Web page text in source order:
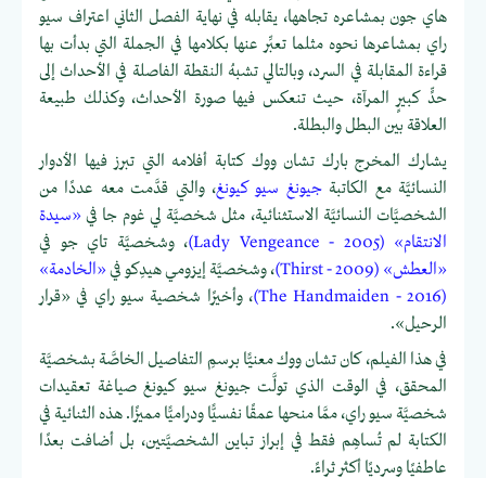
هاي جون بمشاعره تجاهها، يقابله في نهاية الفصل الثاني اعتراف سيو
راي بمشاعرها نحوه مثلما تعبِّر عنها بكلامها في الجملة التي بدأت بها
قراءة المقابلة في السرد، وبالتالي تشبهُ النقطة الفاصلة في الأحداث إلى
حدٍّ كبيرٍ المرآة، حيث تنعكس فيها صورة الأحداث، وكذلك طبيعة
العلاقة بين البطل والبطلة.
يشارك المخرج بارك تشان ووك كتابة أفلامه التي تبرز فيها الأدوار
النسائيَّة مع الكاتبةجيونغ سيو كيونغ، والتي قدَّمت معه عددًا من
الشخصيَّات النسائيَّة الاستثنائية، مثل شخصيَّة لي غوم جا في «سيدة
الانتقام» (Lady Vengeance - 2005)
، وشخصيَّة تاي جو في
«العطش» (Thirst - 2009)
، وشخصيَّة إيزومي هيدِكو في«الخادمة»
(The Handmaiden - 2016)
، وأخيرًا شخصية سيو راي في «قرار
الرحيل».
في هذا الفيلم، كان تشان ووك معنيًّا برسمِ التفاصيل الخاصَّة بشخصيَّة
المحقق، في الوقت الذي تولَّت جيونغ سيو كيونغ صياغة تعقيدات
شخصيَّة سيو راي، ممَّا منحها عمقًا نفسيًّا ودراميًّا مميزًا. هذه الثنائية في
الكتابة لم تُساهِم فقط في إبراز تباين الشخصيَّتين، بل أضافت بعدًا
عاطفيًا وسرديًا أكثر ثراءً.